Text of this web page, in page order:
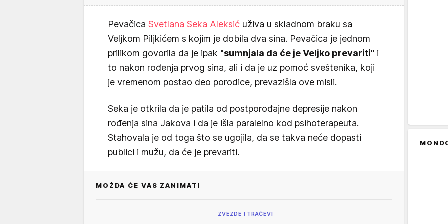
Pevačica Svetlana Seka Aleksić uživa u skladnom braku sa
Veljkom Piljkićem s kojim je dobila dva sina. Pevačica je jednom
prilikom govorila da je ipak "sumnjala da će je Veljko prevariti" i
to nakon rođenja prvog sina, ali i da je uz pomoć sveštenika, koji
je vremenom postao deo porodice, prevazišla ove misli.
Seka je otkrila da je patila od postporođajne depresije nakon
rođenja sina Jakova i da je išla paralelno kod psihoterapeuta.
Stahovala je od toga što se ugojila, da se takva neće dopasti
publici i mužu, da će je prevariti.
MOŽDA ĆE VAS ZANIMATI
ZVEZDE I TRAČEVI